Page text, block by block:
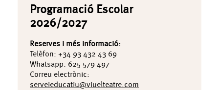
Programació Escolar
2026/2027
Reserves i més informació:
Telèfon: +34 93 432 43 69
Whatsapp: 625 579 497
Correu electrònic:
serveieducatiu@viuelteatre.com